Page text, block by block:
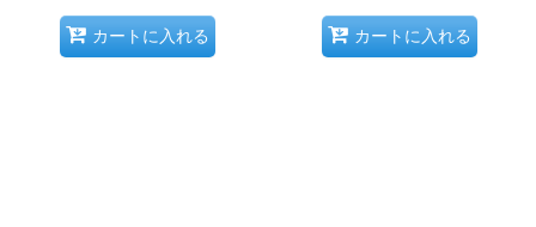
カートに入れる カートに入れる